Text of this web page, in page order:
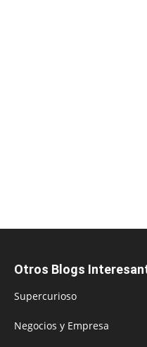
Otros Blogs
Supercurioso
Negocios y Empresa